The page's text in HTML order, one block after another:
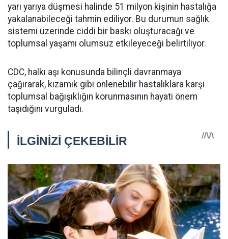
yarı yarıya düşmesi halinde 51 milyon kişinin hastalığa
yakalanabileceği tahmin ediliyor. Bu durumun sağlık
sistemi üzerinde ciddi bir baskı oluşturacağı ve
toplumsal yaşamı olumsuz etkileyeceği belirtiliyor.
CDC, halkı aşı konusunda bilinçli davranmaya
çağırarak, kızamık gibi önlenebilir hastalıklara karşı
toplumsal bağışıklığın korunmasının hayati önem
taşıdığını vurguladı.